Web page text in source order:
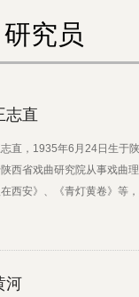
究员
志直
直，1935年6月24日生于
西省戏曲研究院从事戏曲
西安》、《青灯黄卷》等
河